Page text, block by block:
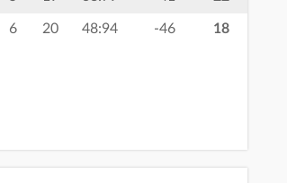
6 20 48:94 -46 18